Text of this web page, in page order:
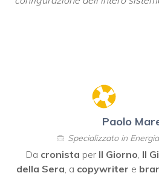
Paolo
Specializzato in
Da cronista per Il Giorno Il
della Sera , a copywriter e